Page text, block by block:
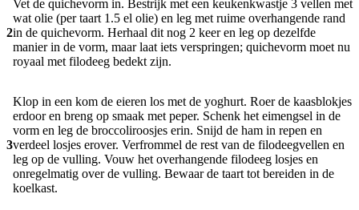
2
Vet de quichevorm in. Bestrijk met een keukenkwastje 3 vellen met
wat olie (per taart 1.5 el olie) en leg met ruime overhangende rand
in de quichevorm. Herhaal dit nog 2 keer en leg op dezelfde
manier in de vorm, maar laat iets verspringen; quichevorm moet nu
royaal met filodeeg bedekt zijn.
3
Klop in een kom de eieren los met de yoghurt. Roer de kaasblokjes
erdoor en breng op smaak met peper. Schenk het eimengsel in de
vorm en leg de broccoliroosjes erin. Snijd de ham in repen en
verdeel losjes erover. Verfrommel de rest van de filodeegvellen en
leg op de vulling. Vouw het overhangende filodeeg losjes en
onregelmatig over de vulling. Bewaar de taart tot bereiden in de
koelkast.